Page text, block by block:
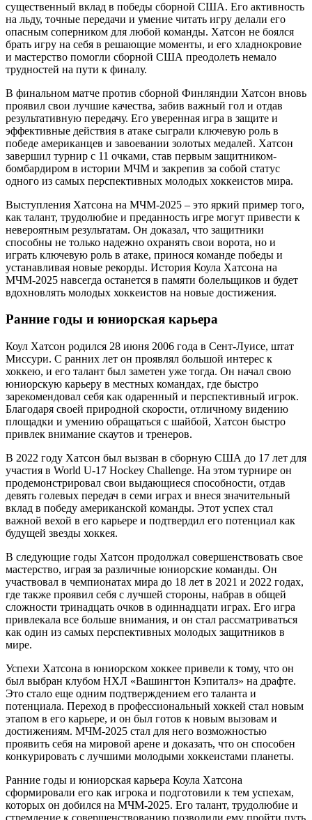
существенный вклад в победы сборной США. Его активность
на льду, точные передачи и умение читать игру делали его
опасным соперником для любой команды. Хатсон не боялся
брать игру на себя в решающие моменты, и его хладнокровие
и мастерство помогли сборной США преодолеть немало
трудностей на пути к финалу.
В финальном матче против сборной Финляндии Хатсон вновь
проявил свои лучшие качества, забив важный гол и отдав
результативную передачу. Его уверенная игра в защите и
эффективные действия в атаке сыграли ключевую роль в
победе американцев и завоевании золотых медалей. Хатсон
завершил турнир с 11 очками, став первым защитником-
бомбардиром в истории МЧМ и закрепив за собой статус
одного из самых перспективных молодых хоккеистов мира.
Выступления Хатсона на МЧМ-2025 – это яркий пример того,
как талант, трудолюбие и преданность игре могут привести к
невероятным результатам. Он доказал, что защитники
способны не только надежно охранять свои ворота, но и
играть ключевую роль в атаке, принося команде победы и
устанавливая новые рекорды. История Коула Хатсона на
МЧМ-2025 навсегда останется в памяти болельщиков и будет
вдохновлять молодых хоккеистов на новые достижения.
Ранние годы и юниорская карьера
Коул Хатсон родился 28 июня 2006 года в Сент-Луисе, штат
Миссури. С ранних лет он проявлял большой интерес к
хоккею, и его талант был заметен уже тогда. Он начал свою
юниорскую карьеру в местных командах, где быстро
зарекомендовал себя как одаренный и перспективный игрок.
Благодаря своей природной скорости, отличному видению
площадки и умению обращаться с шайбой, Хатсон быстро
привлек внимание скаутов и тренеров.
В 2022 году Хатсон был вызван в сборную США до 17 лет для
участия в World U-17 Hockey Challenge. На этом турнире он
продемонстрировал свои выдающиеся способности, отдав
девять голевых передач в семи играх и внеся значительный
вклад в победу американской команды. Этот успех стал
важной вехой в его карьере и подтвердил его потенциал как
будущей звезды хоккея.
В следующие годы Хатсон продолжал совершенствовать свое
мастерство, играя за различные юниорские команды. Он
участвовал в чемпионатах мира до 18 лет в 2021 и 2022 годах,
где также проявил себя с лучшей стороны, набрав в общей
сложности тринадцать очков в одиннадцати играх. Его игра
привлекала все больше внимания, и он стал рассматриваться
как один из самых перспективных молодых защитников в
мире.
Успехи Хатсона в юниорском хоккее привели к тому, что он
был выбран клубом НХЛ «Вашингтон Кэпиталз» на драфте.
Это стало еще одним подтверждением его таланта и
потенциала. Переход в профессиональный хоккей стал новым
этапом в его карьере, и он был готов к новым вызовам и
достижениям. МЧМ-2025 стал для него возможностью
проявить себя на мировой арене и доказать, что он способен
конкурировать с лучшими молодыми хоккеистами планеты.
Ранние годы и юниорская карьера Коула Хатсона
сформировали его как игрока и подготовили к тем успехам,
которых он добился на МЧМ-2025. Его талант, трудолюбие и